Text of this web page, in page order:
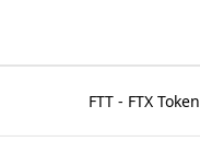
FTT - FTX Token